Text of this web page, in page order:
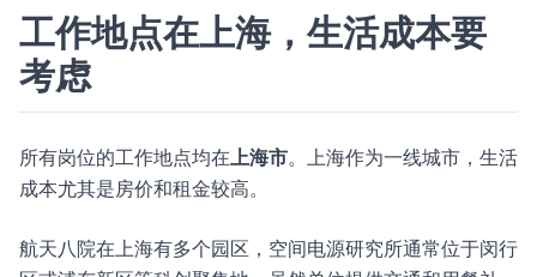
工作地点在上海，生活成本要
考虑
所有岗位的工作地点均在上海市。上海作为一线城市，生活
成本尤其是房价和租金较高。
航天八院在上海有多个园区，空间电源研究所通常位于闵行